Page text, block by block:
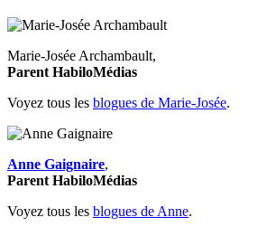
Marie-Josée Archambault,
Parent HabiloMédias
Voyez tous les blogues de Marie-Josée.
Anne Gaignaire,
Parent HabiloMédias
Voyez tous les blogues de Anne.